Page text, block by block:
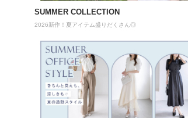
SUMMER COLLECTION
2026新作！夏アイテム盛りだくさん◎